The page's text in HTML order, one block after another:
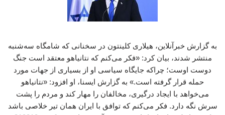
به گزارش خبرآنلاین، هیلاری کلینتون در سخنانی که شامگاه سه‌شنبه
منتشر شدند، بیان کرد: «فکر می‌کنم که نتانیاهو معتقد است جنگ
دوست اوست؛ چراکه جایگاه سیاسی او از بسیاری از جهات مورد
حمله قرار گرفته است.» به گزارش ایسنا، او افزود: «نتانیاهو
می‌خواهد با ایجاد درگیری، مخالفان را مهار کند و مردم را پشت
سرش نگه دارد. فکر می‌کنم که توافق با ایران همان تیر خلاصی باشد